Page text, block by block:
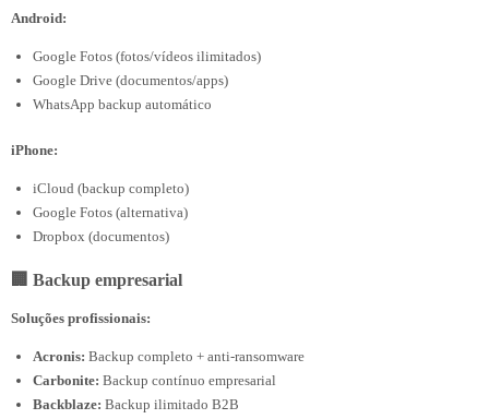
Android:
Google Fotos (fotos/vídeos ilimitados)
Google Drive (documentos/apps)
WhatsApp backup automático
iPhone:
iCloud (backup completo)
Google Fotos (alternativa)
Dropbox (documentos)
🏢 Backup empresarial
Soluções profissionais:
Acronis: Backup completo + anti-ransomware
Carbonite: Backup contínuo empresarial
Backblaze: Backup ilimitado B2B